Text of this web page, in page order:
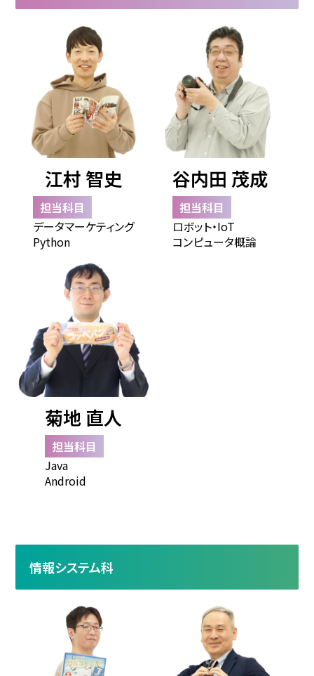
江村 智史
担当科目
データマーケティング
Python
谷内田 茂成
担当科目
ロボット・IoT
コンピュータ概論
菊地 直人
担当科目
Java
Android
情報システム科